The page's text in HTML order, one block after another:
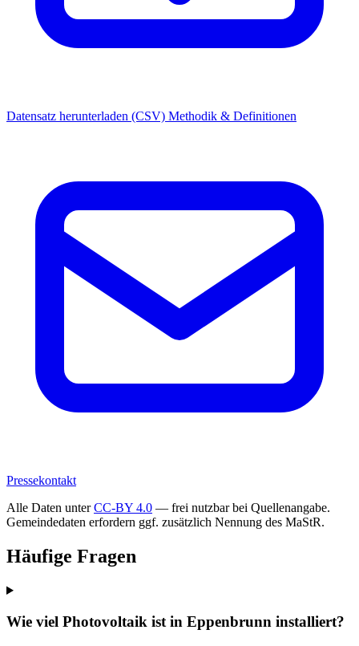
Datensatz herunterladen (CSV) Methodik & Definitionen
Pressekontakt
Alle Daten unterCC-BY 4.0 — frei nutzbar bei Quellenangabe.
Gemeindedaten erfordern ggf. zusätzlich Nennung des MaStR.
Häufige Fragen
Wie viel Photovoltaik ist in Eppenbrunn installiert?